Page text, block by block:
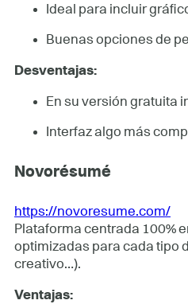
Ideal para incluir
Buenas opciones de
Desventajas:
En su versión gratuita
Interfaz algo más
Novorésumé
https://novoresume.com/
Plataforma centrada 100%
optimizadas para cada tipo
creativo…).
Ventajas: